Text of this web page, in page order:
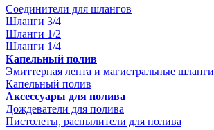
Соединители для шлангов
Шланги 3/4
Шланги 1/2
Шланги 1/4
Капельный полив
Эмиттерная лента и магистральные шланги
Капельный полив
Аксессуары для полива
Дождеватели для полива
Пистолеты, распылители для полива